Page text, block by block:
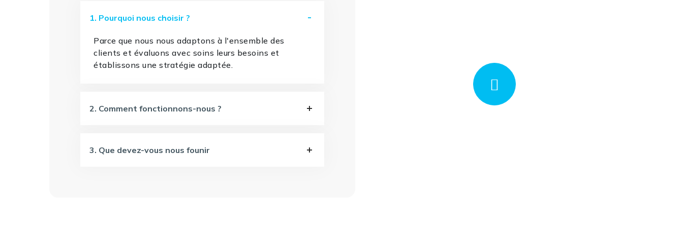
1. Pourquoi nous choisir ?
Parce que nous nous adaptons à l'ensemble des
clients et évaluons avec soins leurs besoins et
établissons une stratégie adaptée.
2. Comment fonctionnons-nous ?
3. Que devez-vous nous founir